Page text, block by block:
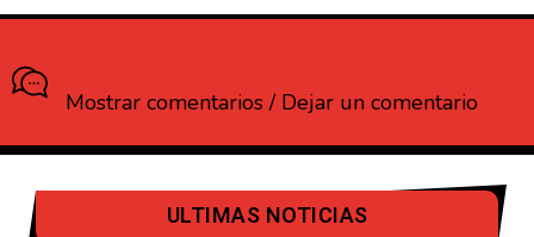
Mostrar comentarios / Dejar un comentario
ULTIMAS NOTICIAS